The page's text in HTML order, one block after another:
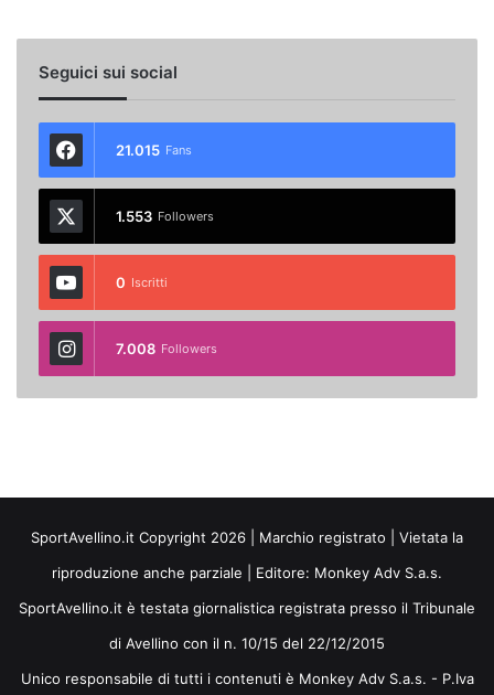
Seguici sui social
21.015 Fans
1.553 Followers
0 Iscritti
7.008 Followers
SportAvellino.it Copyright 2026 | Marchio registrato | Vietata la
riproduzione anche parziale | Editore: Monkey Adv S.a.s.
SportAvellino.it è testata giornalistica registrata presso il Tribunale
di Avellino con il n. 10/15 del 22/12/2015
Unico responsabile di tutti i contenuti è Monkey Adv S.a.s. - P.Iva